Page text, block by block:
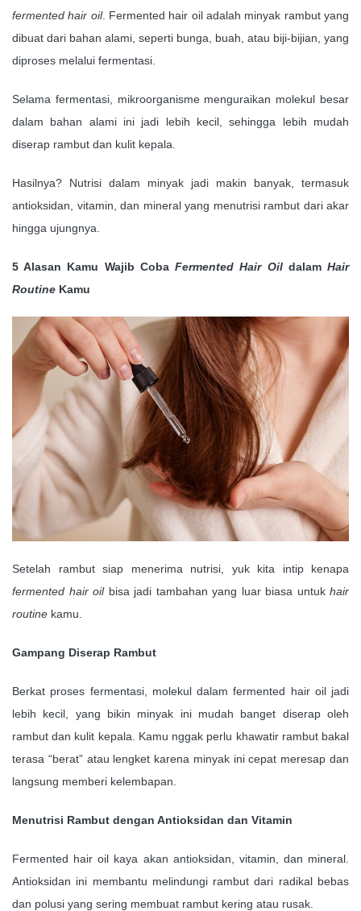
fermented hair oil. Fermented hair oil adalah minyak rambut yang
dibuat dari bahan alami, seperti bunga, buah, atau biji-bijian, yang
diproses melalui fermentasi.
Selama fermentasi, mikroorganisme menguraikan molekul besar
dalam bahan alami ini jadi lebih kecil, sehingga lebih mudah
diserap rambut dan kulit kepala.
Hasilnya? Nutrisi dalam minyak jadi makin banyak, termasuk
antioksidan, vitamin, dan mineral yang menutrisi rambut dari akar
hingga ujungnya.
5 Alasan Kamu Wajib CobaFermented Hair OildalamHair
Routine Kamu
Setelah rambut siap menerima nutrisi, yuk kita intip kenapa
fermented hair oil bisa jadi tambahan yang luar biasa untukhair
routine kamu.
Gampang Diserap Rambut
Berkat proses fermentasi, molekul dalam fermented hair oil jadi
lebih kecil, yang bikin minyak ini mudah banget diserap oleh
rambut dan kulit kepala. Kamu nggak perlu khawatir rambut bakal
terasa “berat” atau lengket karena minyak ini cepat meresap dan
langsung memberi kelembapan.
Menutrisi Rambut dengan Antioksidan dan Vitamin
Fermented hair oil kaya akan antioksidan, vitamin, dan mineral.
Antioksidan ini membantu melindungi rambut dari radikal bebas
dan polusi yang sering membuat rambut kering atau rusak.